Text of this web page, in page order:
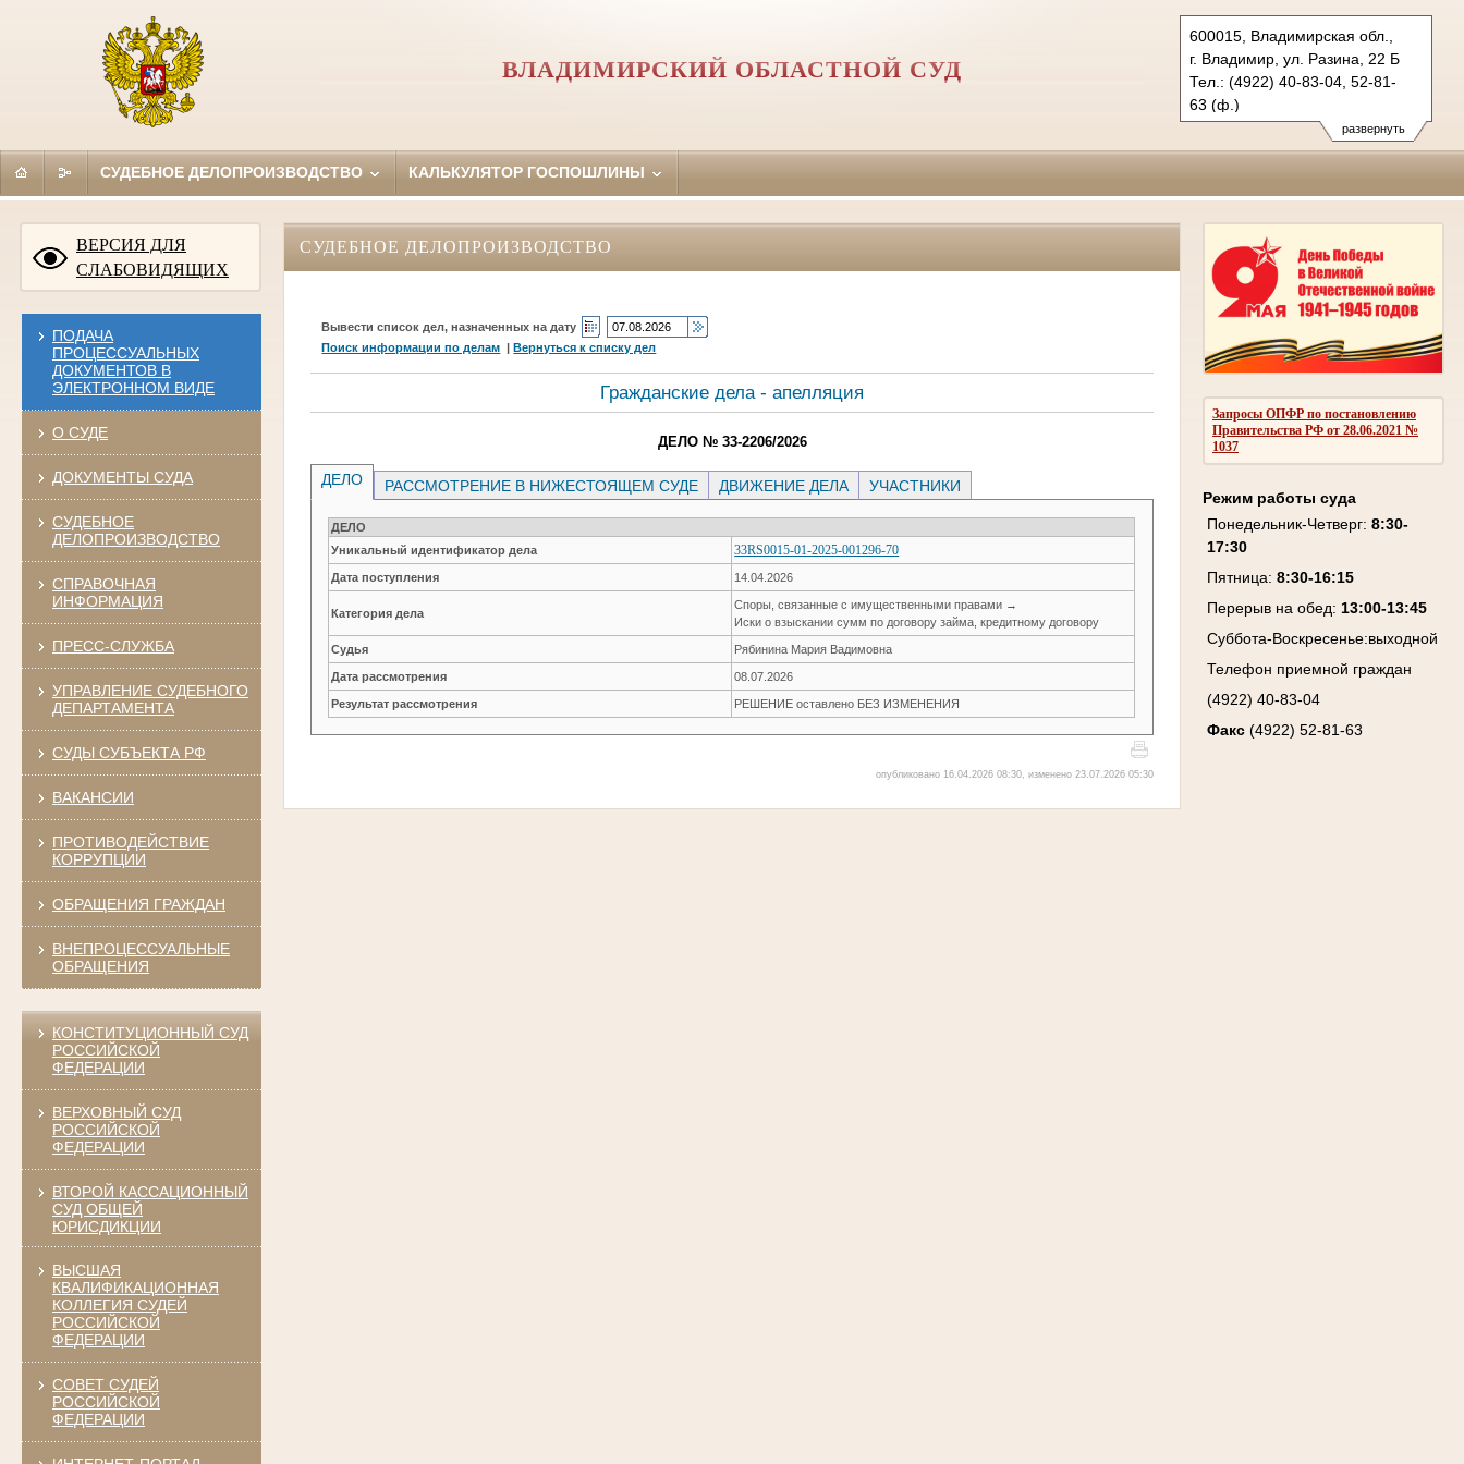
развернуть
600015, Владимирская обл.,
г. Владимир, ул. Разина, 22 Б
Тел.: (4922) 40-83-04, 52-81-
63 (ф.)
oblsud.wld@sudrf.ru
ВЛАДИМИРСКИЙ ОБЛАСТНОЙ СУД
СУДЕБНОЕ ДЕЛОПРОИЗВОДСТВО КАЛЬКУЛЯТОР ГОСПОШЛИНЫ
ВЕРСИЯ ДЛЯ
СЛАБОВИДЯЩИХ
ПОДАЧА
ПРОЦЕССУАЛЬНЫХ
ДОКУМЕНТОВ В
ЭЛЕКТРОННОМ ВИДЕ
О СУДЕ
ДОКУМЕНТЫ СУДА
СУДЕБНОЕ
ДЕЛОПРОИЗВОДСТВО
СПРАВОЧНАЯ
ИНФОРМАЦИЯ
ПРЕСС-СЛУЖБА
УПРАВЛЕНИЕ СУДЕБНОГО
ДЕПАРТАМЕНТА
СУДЫ СУБЪЕКТА РФ
ВАКАНСИИ
ПРОТИВОДЕЙСТВИЕ
КОРРУПЦИИ
ОБРАЩЕНИЯ ГРАЖДАН
ВНЕПРОЦЕССУАЛЬНЫЕ
ОБРАЩЕНИЯ
КОНСТИТУЦИОННЫЙ СУД
РОССИЙСКОЙ
ФЕДЕРАЦИИ
ВЕРХОВНЫЙ СУД
РОССИЙСКОЙ
ФЕДЕРАЦИИ
ВТОРОЙ КАССАЦИОННЫЙ
СУД ОБЩЕЙ
ЮРИСДИКЦИИ
ВЫСШАЯ
КВАЛИФИКАЦИОННАЯ
КОЛЛЕГИЯ СУДЕЙ
РОССИЙСКОЙ
ФЕДЕРАЦИИ
СОВЕТ СУДЕЙ
РОССИЙСКОЙ
ФЕДЕРАЦИИ
Запросы ОПФР по постановлению
Правительства РФ от 28.06.2021 №
1037
Режим работы суда
Понедельник-Четверг: 8:30-
17:30
Пятница: 8:30-16:15
Перерыв на обед: 13:00-13:45
Суббота-Воскресенье:выходной
Телефон приемной граждан
(4922) 40-83-04
Факс (4922) 52-81-63
СУДЕБНОЕ ДЕЛОПРОИЗВОДСТВО
Вывести список дел, назначенных на дату
Поиск информации по делам |Вернуться к списку дел
Гражданские дела - апелляция
ДЕЛО № 33-2206/2026
ДЕЛО РАССМОТРЕНИЕ В НИЖЕСТОЯЩЕМ СУДЕ ДВИЖЕНИЕ ДЕЛА УЧАСТНИКИ
ДЕЛО
Уникальный идентификатор дела
33RS0015-01-2025-001296-70
Дата поступления 14.04.2026
Категория дела
Споры, связанные с имущественными правами →
Иски о взыскании сумм по договору займа, кредитному договору
Судья Рябинина Мария Вадимовна
Дата рассмотрения 08.07.2026
Результат рассмотрения РЕШЕНИЕ оставлено БЕЗ ИЗМЕНЕНИЯ
опубликовано 16.04.2026 08:30, изменено 23.07.2026 05:30